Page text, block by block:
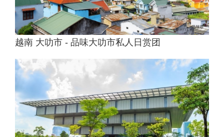
越南 大叻市 - 品味大叻市私人日赏团